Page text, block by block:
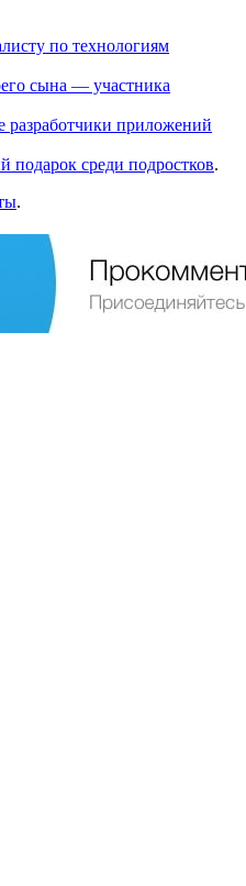
по технологиям
сына — участника
приложений
среди подростков.
.